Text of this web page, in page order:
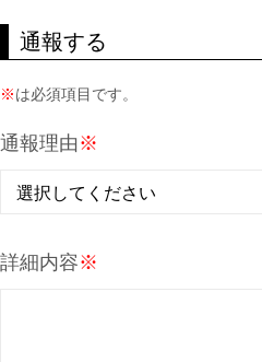
通報する
※は必須項目です。
通報理由※
詳細内容※